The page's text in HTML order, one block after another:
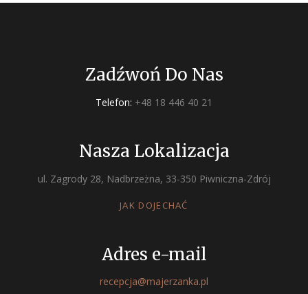
Zadźwoń Do Nas
Telefon: +48 18 446 40 21
Nasza Lokalizacja
ul. Zagrody 28, Nadbrzeżna, 33-350 Piwniczna-Zdrój
JAK DOJECHAĆ
Adres e-mail
recepcja@majerzanka.pl